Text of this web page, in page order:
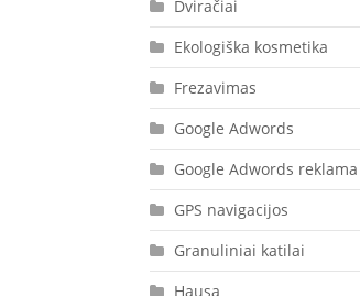
Dviračiai
Ekologiška kosmetika
Frezavimas
Google Adwords
Google Adwords reklama
GPS navigacijos
Granuliniai katilai
Hausa